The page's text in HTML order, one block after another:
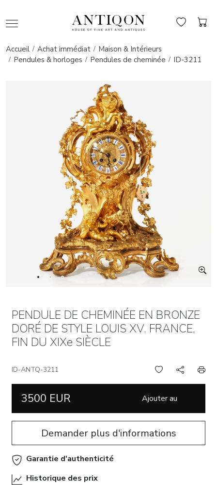
Accueil Achat immédiat
Maison & Intérieurs
Pendules & horloges
Pendules de cheminée ID-3211
PENDULE DE CHEMINÉE EN BRONZE
DORÉ DE STYLE LOUIS XV. FRANCE,
FIN DU XIXe SIÈCLE
ID-ANTQ-3211
3500 EUR Ajouter au
panier
Demander plus d'informations
Garantie d'authenticité
Historique des prix